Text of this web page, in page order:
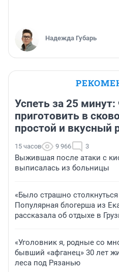
Надежда Губарь
Успеть за 25
приготовить в
простой и вкусный
15 часов 9 966 3
Выжившая после атаки с
выписалась из больницы
«Было страшно
Популярная блогерша из
рассказала об отдыхе в
«Уголовник я, родные со
бывший «афганец» 30 лет
леса под Рязанью